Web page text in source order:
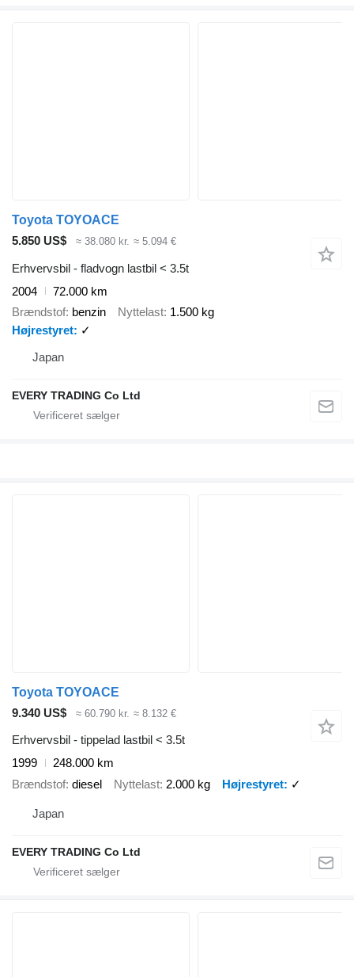
Toyota TOYOACE
5.850 US$
≈ 38.080 kr. ≈ 5.094 €
Erhvervsbil - fladvogn lastbil < 3.5t
2004
72.000 km
Brændstof benzin Nyttelast 1.500 kg
Højrestyret
✓
Japan
EVERY TRADING Co Ltd
Toyota TOYOACE
9.340 US$
≈ 60.790 kr. ≈ 8.132 €
Erhvervsbil - tippelad lastbil < 3.5t
1999
248.000 km
Brændstof diesel Nyttelast 2.000 kg Højrestyret ✓
Japan
EVERY TRADING Co Ltd